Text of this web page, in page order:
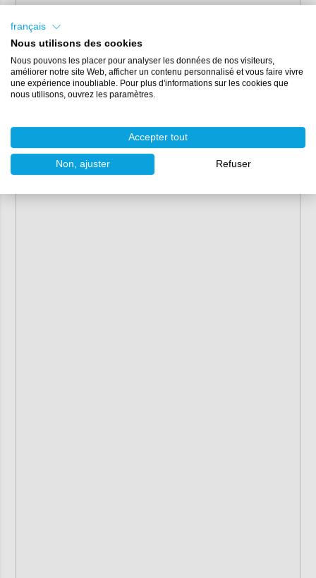
français
Nous utilisons des cookies
Nous pouvons les placer pour analyser les données de nos visiteurs,
améliorer notre site Web, afficher un contenu personnalisé et vous faire vivre
une expérience inoubliable. Pour plus d'informations sur les cookies que
nous utilisons, ouvrez les paramètres.
Accepter tout
Non, ajuster Refuser